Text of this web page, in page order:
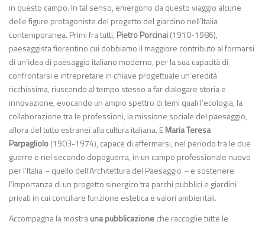
in questo campo. In tal senso, emergono da questo viaggio alcune
delle figure protagoniste del progetto del giardino nell’Italia
contemporanea. Primi fra tutti, Pietro Porcinai(1910-1986),
paesaggista fiorentino cui dobbiamo il maggiore contributo al formarsi
di un’idea di paesaggio italiano moderno, per la sua capacità di
confrontarsi e intrepretare in chiave progettuale un’eredità
ricchissima, riuscendo al tempo stesso a far dialogare storia e
innovazione, evocando un ampio spettro di temi quali l’ecologia, la
collaborazione tra le professioni, la missione sociale del paesaggio,
allora del tutto estranei alla cultura italiana. EMaria Teresa
Parpagliolo(1903-1974), capace di affermarsi, nel periodo tra le due
guerre e nel secondo dopoguerra, in un campo professionale nuovo
per l’Italia –quello dell’Architettura del Paesaggio –e sostenere
l’importanza di un progetto sinergico tra parchi pubblici e giardini
privati in cui conciliare funzione estetica e valori ambientali.
Accompagna la mostrauna pubblicazioneche raccoglie tutte le